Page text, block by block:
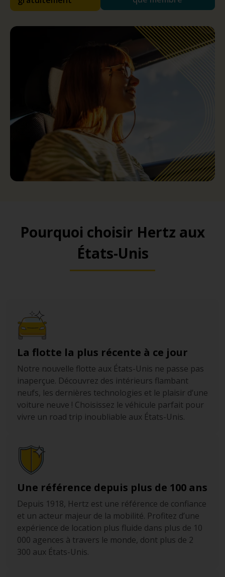
Pourquoi choisir Hertz aux
États-Unis
La flotte la plus récente à ce jour
Notre nouvelle flotte aux États-Unis ne passe pas
inaperçue. Découvrez des intérieurs flambant
neufs, les dernières technologies et le plaisir d’une
voiture neuve ! Choisissez le véhicule parfait pour
vivre un road trip inoubliable aux États-Unis.
Une référence depuis plus de 100 ans
Depuis 1918, Hertz est une référence de confiance
et un acteur majeur de la mobilité. Profitez d’une
expérience de location plus fluide dans plus de 10
000 agences à travers le monde, dont plus de 2
300 aux États-Unis.